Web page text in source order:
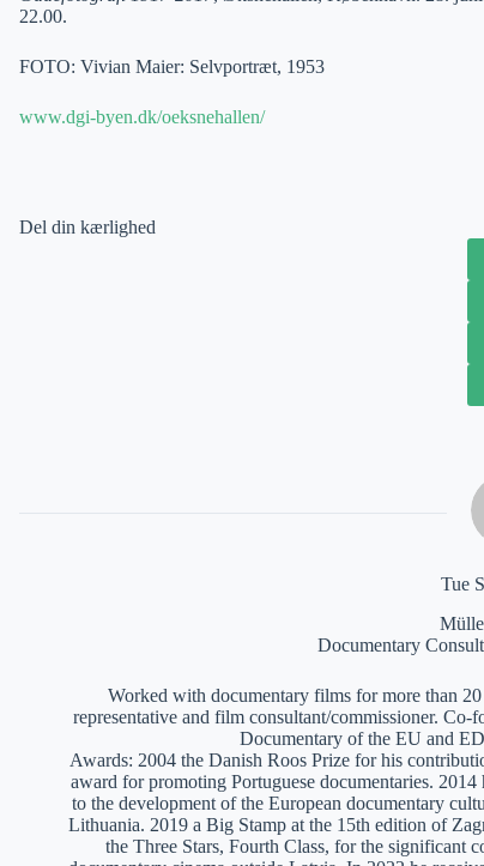
22.00.
FOTO: Vivian Maier: Selvportræt, 1953
www.dgi-byen.dk/oeksnehallen/
Del din kærlighed
Tue
Documentary
Worked with documentary films for more than
representative and film consultant/commissioner.
Documentary of the EU and
Awards: 2004 the Danish Roos Prize for his
award for promoting Portuguese documentaries.
to the development of the European documentary
Lithuania. 2019 a Big Stamp at the 15th edition of
the Three Stars, Fourth Class, for the significant